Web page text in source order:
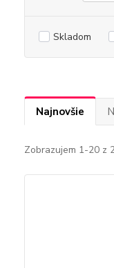
Skladom
Najnovšie
Zobrazujem 1-20 z